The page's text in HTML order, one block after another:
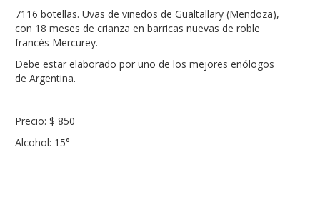
7116 botellas. Uvas de viñedos de Gualtallary (Mendoza),
con 18 meses de crianza en barricas nuevas de roble
francés Mercurey.
Debe estar elaborado por uno de los mejores enólogos
de Argentina.
Precio: $ 850
Alcohol: 15°